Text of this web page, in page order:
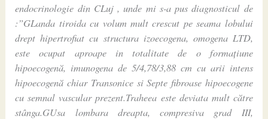
endocrinologie din CLuj , unde mi s-a pus diagnosticul de
:”GLanda tiroida cu volum mult crescut pe seama lobului
drept hipertrofiat cu structura izoecogena, omogena LTD,
este ocupat aproape in totalitate de o formațiune
hipoecogenă, imunogena de 5/4,78/3,88 cm cu arii intens
hipoecogenă chiar Transonice si Septe fibroase hipoecogene
cu semnal vascular prezent.Traheea este deviata mult către
stânga.GUsa lombara dreapta, compresiva grad III,